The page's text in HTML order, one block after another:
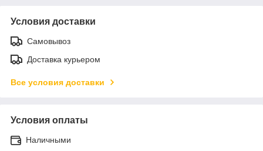
Условия доставки
Самовывоз
Доставка курьером
Все условия доставки
Условия оплаты
Наличными